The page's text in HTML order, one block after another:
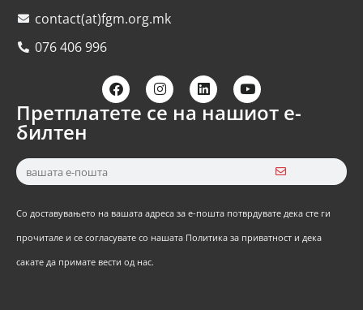
contact(at)fgm.org.mk
076 406 996
Претплатете се на нашиот е-
билтен
Со доставувањето на вашата адреса за е-пошта потврдувате дека сте ги
прочитале и се согласувате со нашата Политика за приватност и дека
сакате да примате вести од нас.